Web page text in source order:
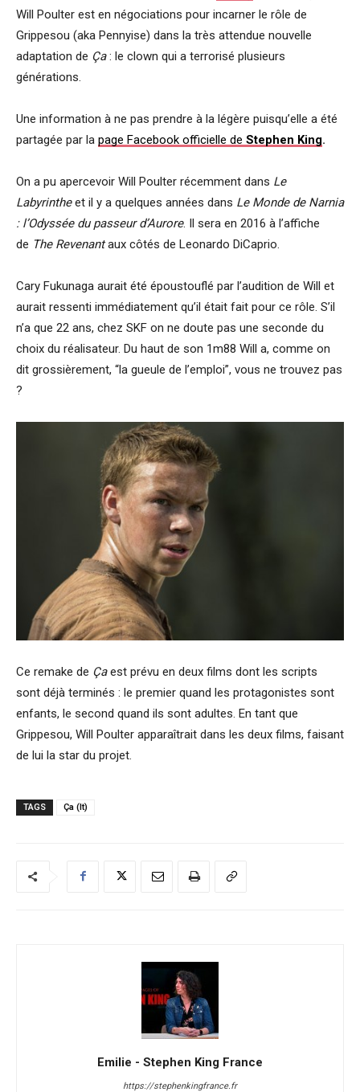
Will Poulter est en négociations pour incarner le rôle de
Grippesou (aka Pennyise) dans la très attendue nouvelle
adaptation de Ça: le clown qui a terrorisé plusieurs
générations.
Une information à ne pas prendre à la légère puisqu’elle a été
partagée par la page Facebook officielle de Stephen King.
On a pu apercevoir Will Poulter récemment dans Le
Labyrintheet il y a quelques années dans Le Monde de Narnia
: l’Odyssée du passeur d’Aurore. Il sera en 2016 à l’affiche
de The Revenantaux côtés de Leonardo DiCaprio.
Cary Fukunaga aurait été époustouflé par l’audition de Will et
aurait ressenti immédiatement qu’il était fait pour ce rôle. S’il
n’a que 22 ans, chez SKF on ne doute pas une seconde du
choix du réalisateur. Du haut de son 1m88 Will a, comme on
dit grossièrement, “la gueule de l’emploi”, vous ne trouvez pas
?
Ce remake de Çaest prévu en deux films dont les scripts
sont déjà terminés : le premier quand les protagonistes sont
enfants, le second quand ils sont adultes. En tant que
Grippesou, Will Poulter apparaîtrait dans les deux films, faisant
de lui la star du projet.
TAGS Ça (It)
Emilie - Stephen King France
https://stephenkingfrance.fr